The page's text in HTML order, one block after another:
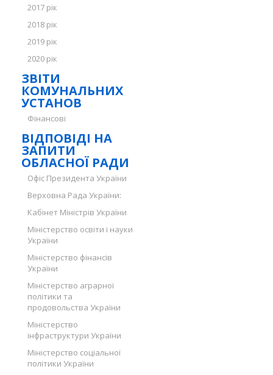
2017 рік
2018 рік
2019 рік
2020 рік
ЗВІТИ
КОМУНАЛЬНИХ
УСТАНОВ
Фінансові
ВІДПОВІДІ НА
ЗАПИТИ
ОБЛАСНОЇ РАДИ
Офіс Президента України
Верховна Рада України:
Кабінет Міністрів України
Міністерство освіти і науки
України
Міністерство фінансів
України
Міністерство аграрної
політики та
продовольства України
Міністерство
інфраструктури України
Міністерство соціальної
політики України